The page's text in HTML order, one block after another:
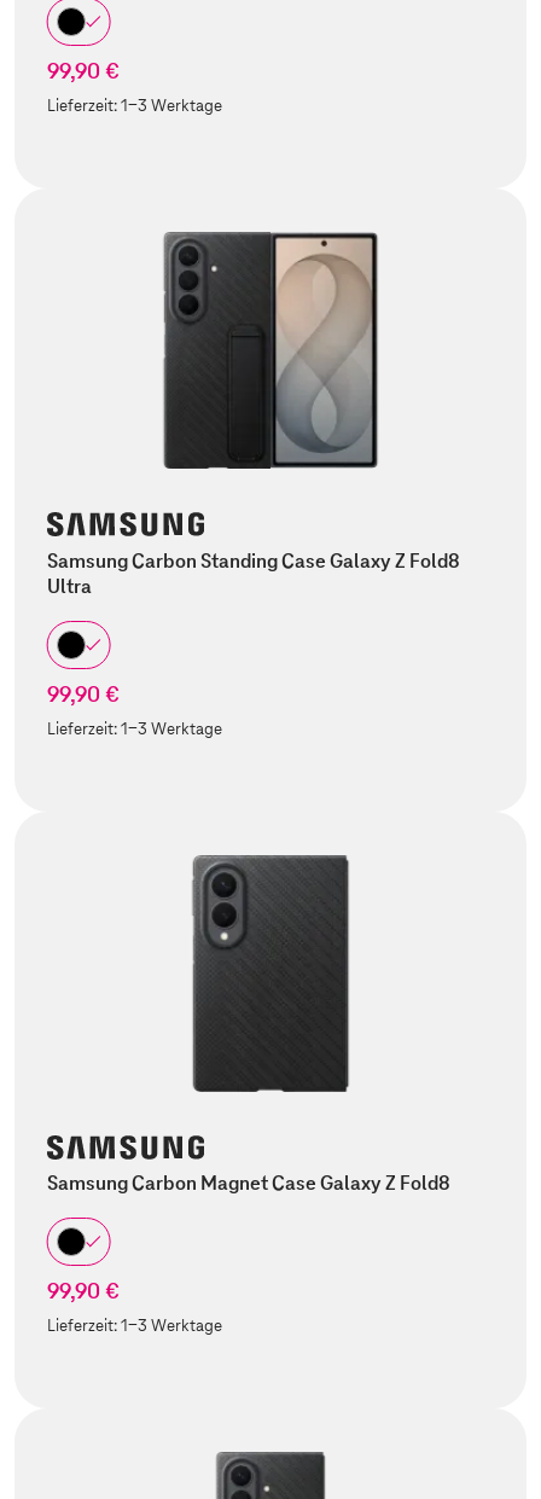
99,90 €
Lieferzeit:1-3 Werktage
Samsung Carbon Standing Case Galaxy Z Fold8
Ultra
99,90 €
Lieferzeit:1-3 Werktage
Samsung Carbon Magnet Case Galaxy Z Fold8
99,90 €
Lieferzeit:1-3 Werktage